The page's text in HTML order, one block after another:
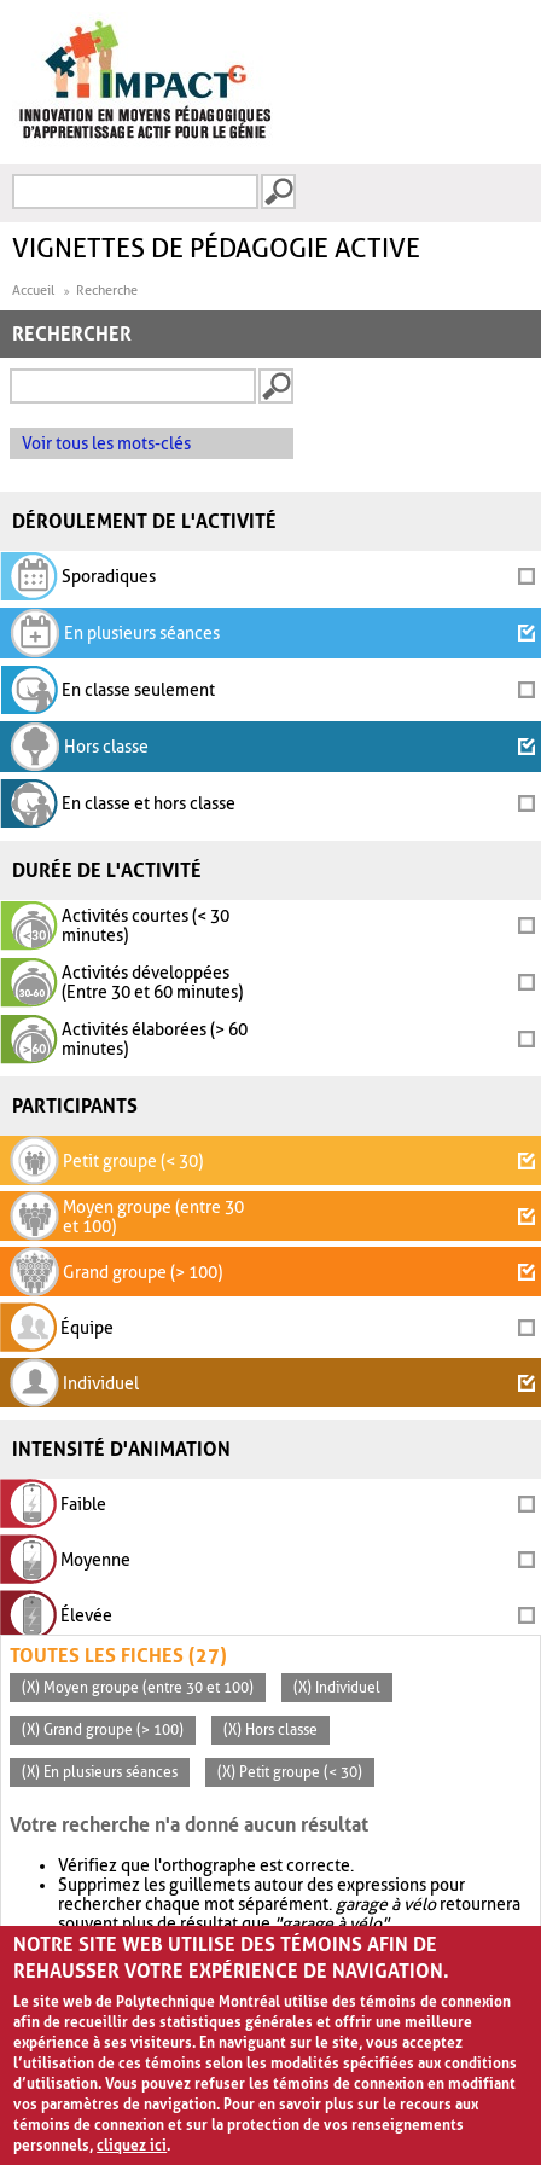
FORMULAIRE DE
VIGNETTES DE PÉDAGOGIE ACTIVE
Accueil Recherche
RECHERCHER
Voir tous les mots-clés
DÉROULEMENT DE L'ACTIVITÉ
Sporadiques
En plusieurs séances
En classe seulement
Hors classe
En classe et hors classe
DURÉE DE L'ACTIVITÉ
Activités courtes (< 30
minutes)
Activités développées
(Entre 30 et 60 minutes)
Activités élaborées (> 60
minutes)
PARTICIPANTS
Petit groupe (< 30)
Moyen groupe (entre 30
et 100)
Grand groupe (> 100)
Équipe
Individuel
INTENSITÉ D'ANIMATION
Faible
Moyenne
Élevée
TOUTES LES FICHES (27)
(X) Moyen groupe (entre 30 et 100) (X) Individuel
(X) Grand groupe (> 100) (X) Hors classe
(X) En plusieurs séances (X) Petit groupe (< 30)
Votre recherche n'a donné aucun résultat
Vérifiez que l'orthographe est correcte.
Supprimez les guillemets autour des expressions pour
rechercher chaque mot séparément. garage à véloretournera
souvent plus de résultat que"garage à vélo".
Envisagez d'élargir votre recherche avec OR.garage OR vélo
retournera souvent plus de résultat quegarage à vélo
NOTRE SITE WEB UTILISE DES TÉMOINS AFIN DE
REHAUSSER VOTRE EXPÉRIENCE DE NAVIGATION.
Le site web de Polytechnique Montréal utilise des témoins de connexion
afin de recueillir des statistiques générales et offrir une meilleure
expérience à ses visiteurs. En naviguant sur le site, vous acceptez
l’utilisation de ces témoins selon les modalités spécifiées aux conditions
d’utilisation. Vous pouvez refuser les témoins de connexion en modifiant
vos paramètres de navigation. Pour en savoir plus sur le recours aux
témoins de connexion et sur la protection de vos renseignements
personnels,cliquez ici.